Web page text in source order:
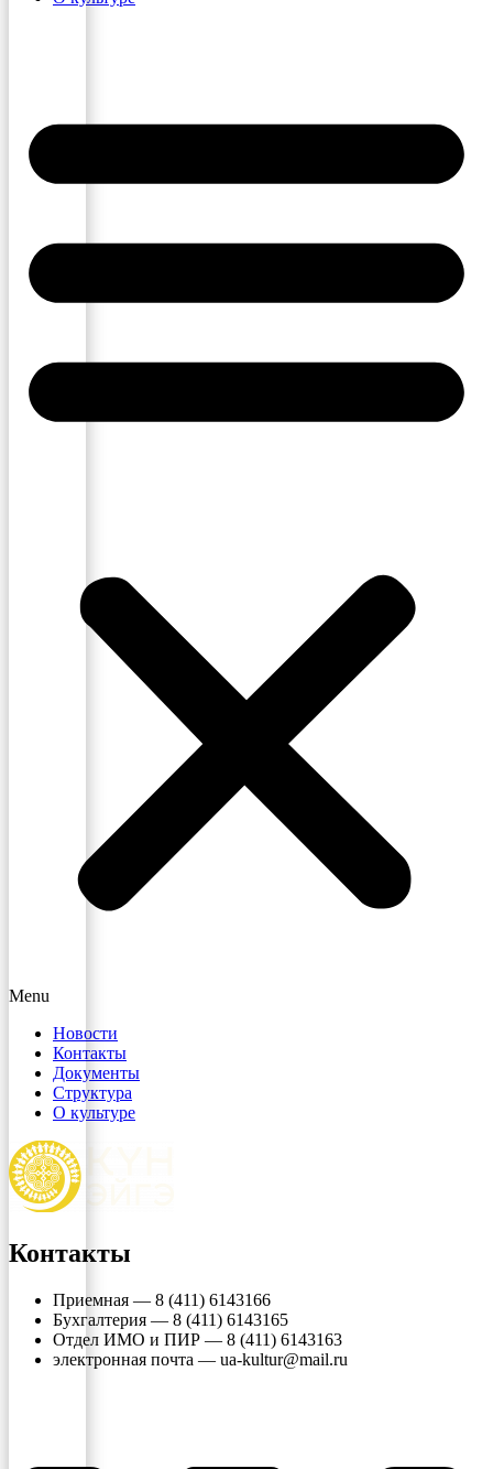
Menu
Новости
Контакты
Документы
Структура
О культуре
Контакты
Приемная — 8 (411) 6143166
Бухгалтерия — 8 (411) 6143165
Отдел ИМО и ПИР — 8 (411) 6143163
электронная почта — ua-kultur@mail.ru